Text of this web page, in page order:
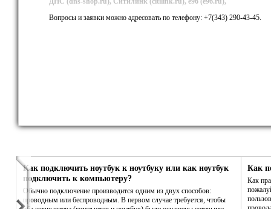
Вопросы и заявки можно адресовать по телефону: +7(343) 290-43-45.
Как подключить ноутбук к ноутбуку или как ноутбук
подключить к компьютеру?
Обычно подключение производится одним из двух способов:
проводным или беспроводным. В первом случае требуется, чтобы
Как
Как